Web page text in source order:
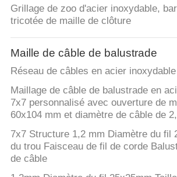
NOUVELLES
DEMANDEZ
UNE
CITATION
PLAN
DU
SITE
Grillage de zoo d'acier inoxydable,
tricotée de maille de clôture
Maille de câble de balustrade
Réseau de câbles en acier
Maillage de câble de balustrade en
7x7 personnalisé avec ouverture de
60x104 mm et diamètre de câble de
7x7 Structure 1,2 mm Diamètre du fil
du trou Faisceau de fil de corde
de câble